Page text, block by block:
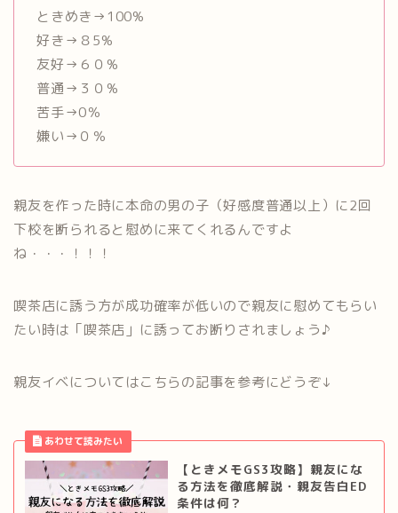
ときめき→100%
好き→８5%
友好→６０%
普通→３０%
苦手→0％
嫌い→０％
親友を作った時に本命の男の子（好感度普通以上）に2回
下校を断られると慰めに来てくれるんですよ
ね・・・！！！
喫茶店に誘う方が成功確率が低いので親友に慰めてもらい
たい時は「喫茶店」に誘ってお断りされましょう♪
親友イベについてはこちらの記事を参考にどうぞ↓
【ときメモGS3攻略】親友にな
る方法を徹底解説・親友告白ED
条件は何？